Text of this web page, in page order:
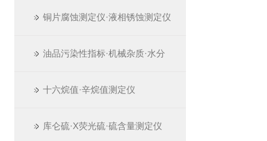
铜片腐蚀测定仪·液相锈蚀测定仪
油品污染性指标·机械杂质·水分
十六烷值·辛烷值测定仪
库仑硫·X荧光硫·硫含量测定仪